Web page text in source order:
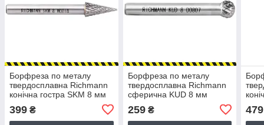
Борфреза по металу
твердосплавна Richmann
конічна гостра SKM 8 мм
399 ₴
Борфреза по металу
твердосплавна Richmann
сферична KUD 8 мм
259₴ 479